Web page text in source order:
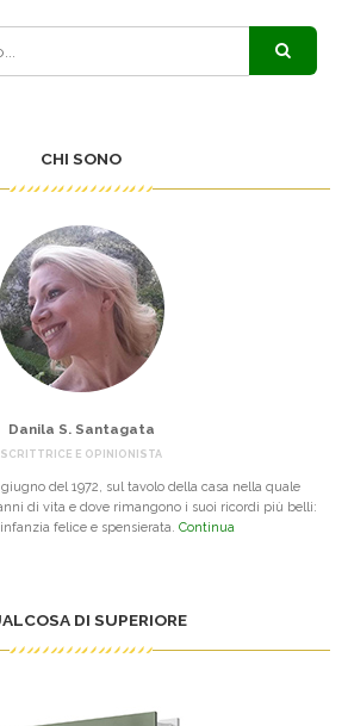
CHI SONO
Danila S. Santagata
SCRITTRICE E OPINIONISTA
del 1972, sul tavolo della casa nella quale
di vita e dove rimangono i suoi ricordi più belli:
felice e spensierata. Continua
DI SUPERIORE